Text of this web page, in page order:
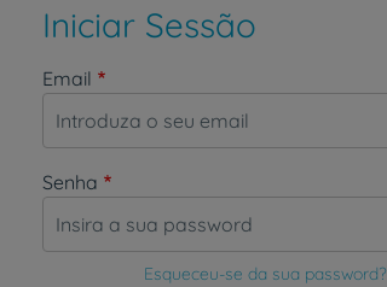
Iniciar Sessão
Email
Senha
Esqueceu-se da sua password?